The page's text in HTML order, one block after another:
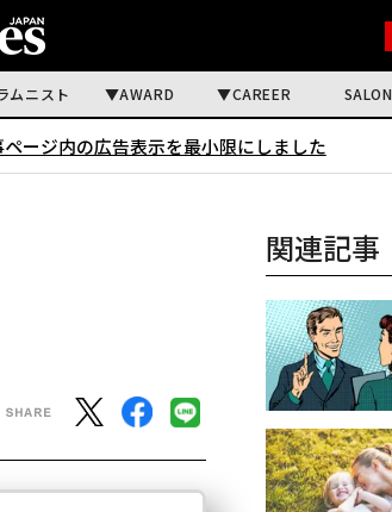
ムニスト AWARD CAREER SALON
ページ内の広告表示を最小限にしました
関連記事